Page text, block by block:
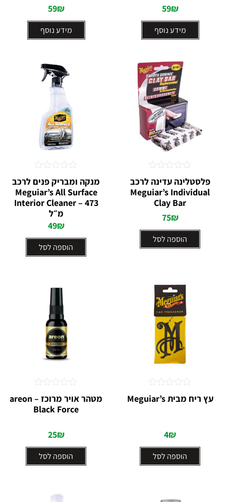
59₪
מידע נוסף
59₪
מידע נוסף
פלסטלינה עדינה לרכב
Meguiar’s Individual
Clay Bar
75₪
הוספה לסל
דורג
0
מתוך
מנקה ומבריק פנים לרכב
Meguiar’s All Surface
Interior Cleaner – 473
מ״ל
49₪
הוספה לסל
דורג
0
מתוך
5
עץ ריח מבית Meguiar’s
4₪
הוספה לסל
0
מטהר אויר מרוכז – areon
Black Force
25₪
הוספה לסל
0
מתוך